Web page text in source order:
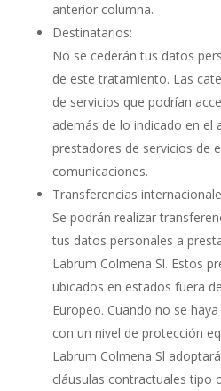
anterior columna.
Destinatarios:
No se cederán tus datos
de este tratamiento. Las
de servicios que podrían
además de lo indicado en el
prestadores de servicios de
comunicaciones.
Transferencias
Se podrán realizar
tus datos personales a
Labrum Colmena Sl. Estos
ubicados en estados fuera
Europeo. Cuando no se
con un nivel de protección
Labrum Colmena Sl
cláusulas contractuales tipo